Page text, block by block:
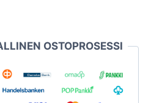
OSTOPROSESSI